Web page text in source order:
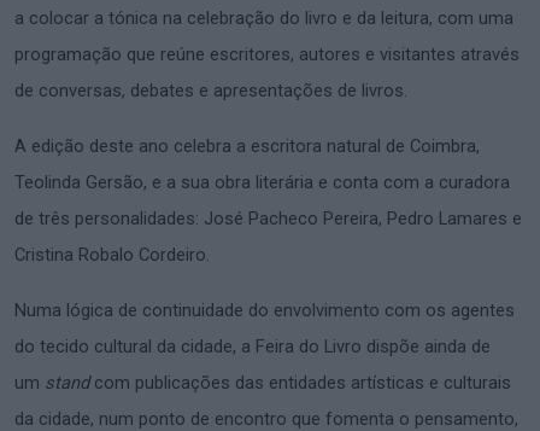
a colocar a tónica na celebração do livro e da leitura, com uma
programação que reúne escritores, autores e visitantes através
de conversas, debates e apresentações de livros.
A edição deste ano celebra a escritora natural de Coimbra,
Teolinda Gersão, e a sua obra literária e conta com a curadora
de três personalidades: José Pacheco Pereira, Pedro Lamares e
Cristina Robalo Cordeiro.
Numa lógica de continuidade do envolvimento com os agentes
do tecido cultural da cidade, a Feira do Livro dispõe ainda de
um standcom publicações das entidades artísticas e culturais
da cidade, num ponto de encontro que fomenta o pensamento,